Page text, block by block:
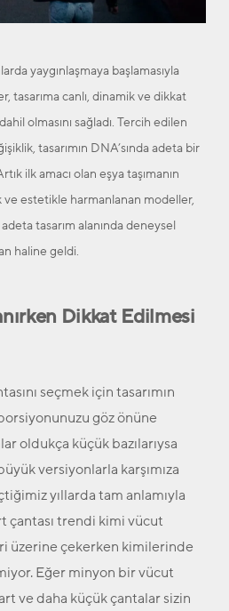
yaygınlaşmaya başlamasıyla
tasarıma canlı, dinamik ve dikkat
olmasını sağladı. Tercih edilen
tasarımın DNA’sında adeta bir
ilk amacı olan eşya taşımanın
ve estetikle harmanlanan modeller,
tasarım alanında deneysel
haline geldi.
Dikkat Edilmesi
seçmek için tasarımın
göz önüne
oldukça küçük bazılarıysa
versiyonlarla karşımıza
yıllarda tam anlamıyla
çantası trendi kimi vücut
üzerine çekerken kimilerinde
Eğer minyon bir vücut
ve daha küçük çantalar sizin